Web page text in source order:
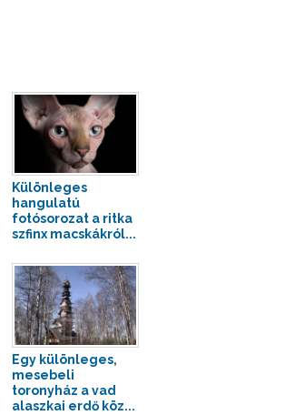
Különleges
hangulatú
fotósorozat a ritka
szfinx macskákról...
Egy különleges,
mesebeli
toronyház a vad
alaszkai erdő köz...